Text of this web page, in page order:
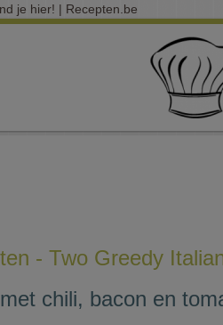
je hier! | Recepten.be
- Two Greedy
chili, bacon en